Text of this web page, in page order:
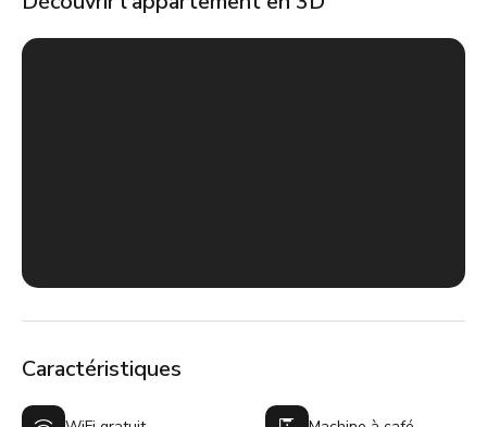
Caractéristiques